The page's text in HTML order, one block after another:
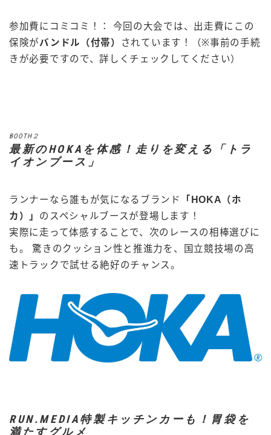
参加費にコミコミ！： 今回の大会では、出走費にこの
保険がバンドル（付帯）
されています！（※事前の手続
きが必要ですので、詳しくチェックしてください）
BOOTH２
最新のHOKAを体感！走りを変える「トラ
イオンブース」
ランナーなら誰もが気になるブランド
「HOKA（ホ
カ）」 のスペシャルブースが登場します！
実際に走って体感することで、次のレースの相棒選びに
も。 驚きのクッション性と推進力を、国立競技場の高
速トラックで試せる絶好のチャンス。
RUN.MEDIA特製キッチンカーも！胃袋を
満たすグルメ